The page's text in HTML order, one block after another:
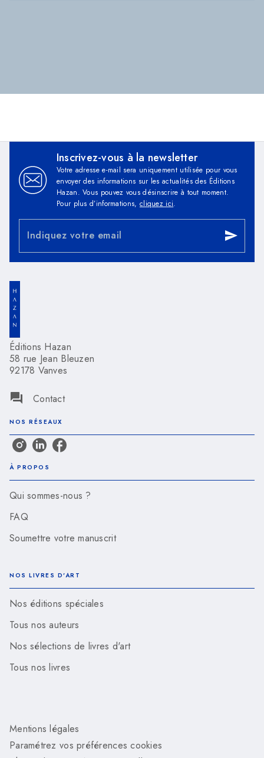
Inscrivez-vous à la newsletter
Votre adresse e-mail sera uniquement utilisée pour vous
envoyer des informations sur les actualités des Éditions
Hazan. Vous pouvez vous désinscrire à tout moment.
Pour plus d’informations, cliquez ici.
Indiquez votre email send
Éditions Hazan
58 rue Jean Bleuzen
92178 Vanves
question_answer Contact
NOS RÉSEAUX
À PROPOS
Qui sommes-nous ?
FAQ
Soumettre votre manuscrit
NOS LIVRES D'ART
Nos éditions spéciales
Tous nos auteurs
Nos sélections de livres d'art
Tous nos livres
Mentions légales
Paramétrez vos préférences cookies